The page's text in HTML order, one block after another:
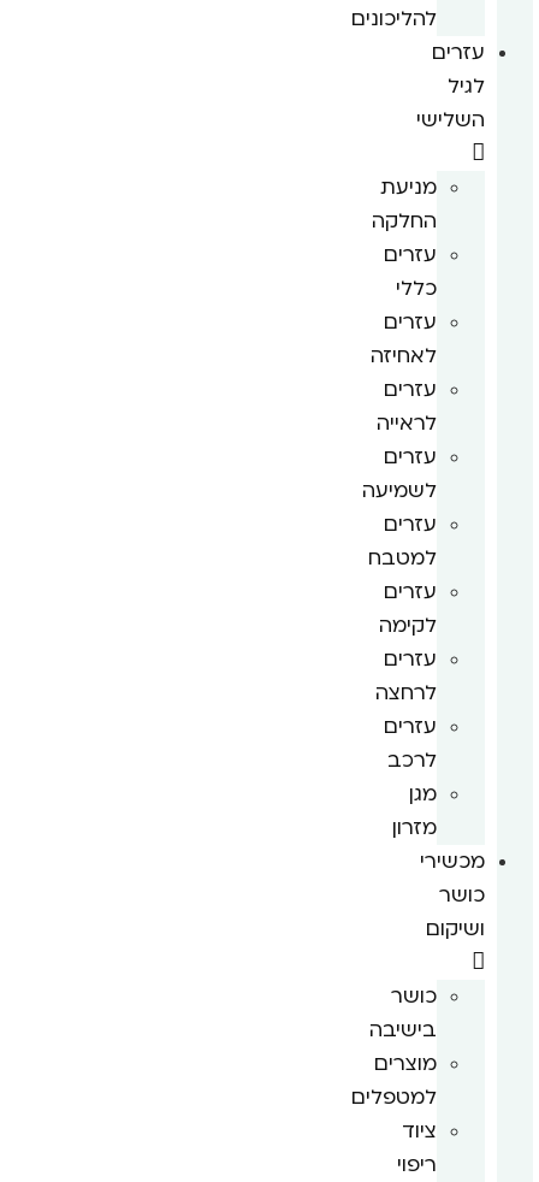
להליכונים
עזרים
לגיל
השלישי
מניעת
החלקה
עזרים
כללי
עזרים
לאחיזה
עזרים
לראייה
עזרים
לשמיעה
עזרים
למטבח
עזרים
לקימה
עזרים
לרחצה
עזרים
לרכב
מגן
מזרון
מכשירי
כושר
ושיקום
כושר
בישיבה
מוצרים
למטפלים
ציוד
ריפוי